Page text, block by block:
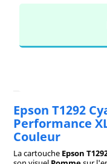
Epson T1292
Performance
Couleur
La cartouche Epson